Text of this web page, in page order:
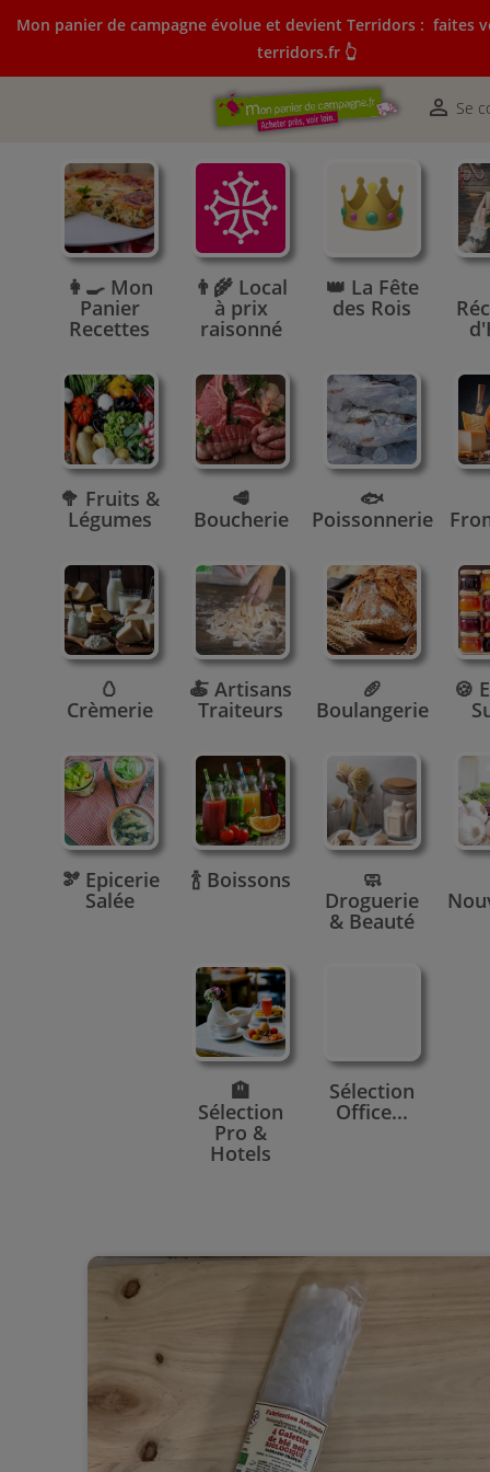
Mon panier de campagne évolue et devient Terridors : faites
terridors.fr 👆
 Se
Mon panier de campagne évolue et devient Terridors:
courses sur terridors.fr 👆
👩‍🍳 Mon
Panier
Recettes
👨‍🌾 Local
à prix
raisonné
👑 La Fête
des Rois
🥦 Fruits &
Légumes
🥩
Boucherie
🐟
Poissonnerie
🥚
Crèmerie
🍝 Artisans
Traiteurs
🥖
Boulangerie
🍪
🫘 Epicerie
Salée
🍾 Boissons 🧼
Droguerie
& Beauté
🏨
Sélection
Pro &
Hotels
Sélection
Office...